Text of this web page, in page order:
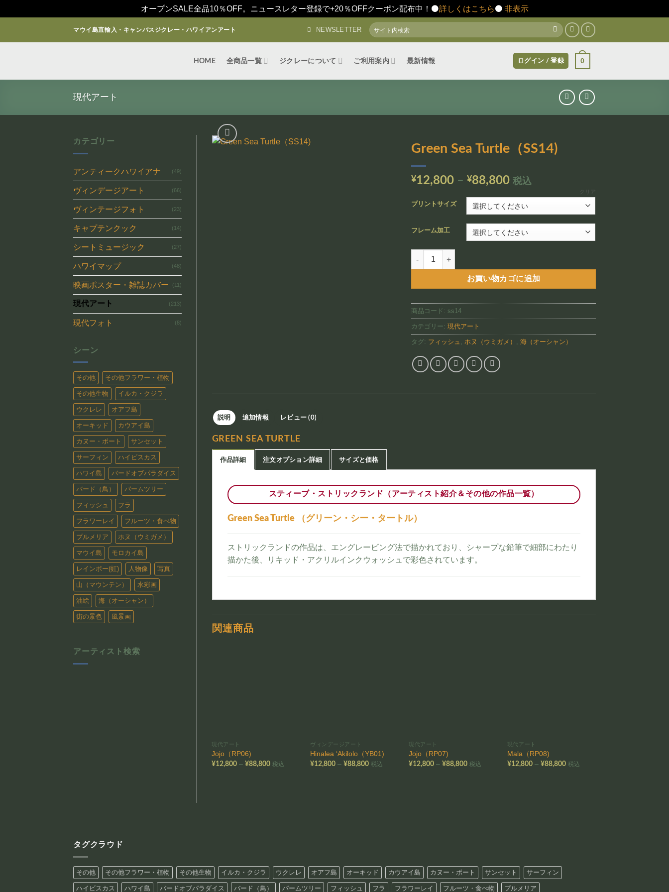
オープンSALE全品10％OFF。ニュースレター登録で+20％OFFクーポン配布中！⚫️詳しくはこちら⚫️ 非表示
マウイ島直輸入・キャンバスジクレー・ハワイアンアート NEWSLETTER
検
索
対
HOME 全商品一覧 ジクレーについて ご利用案内 最新情報 ログイン / 登録 0
現代アート
カテゴリー
アンティークハワイアナ (49)
ヴィンデージアート (66)
ヴィンテージフォト (23)
キャプテンクック (14)
シートミュージック (27)
ハワイマップ (48)
映画ポスター・雑誌カバー (11)
現代アート (213)
現代フォト (8)
シーン
その他 その他フラワー・植物
その他生物 イルカ・クジラ
ウクレレ オアフ島
オーキッド カウアイ島
カヌー・ボート サンセット
サーフィン ハイビスカス
ハワイ島 バードオブパラダイス
バード（鳥） パームツリー
フィッシュ フラ
フラワーレイ フルーツ・食べ物
プルメリア ホヌ（ウミガメ）
マウイ島 モロカイ島
レインボー(虹) 人物像 写真
山（マウンテン） 水彩画
油絵 海（オーシャン）
街の景色 風景画
アーティスト検索
Green Sea Turtle（SS14)
¥12,800 – ¥88,800価
帯:
¥12,800
–
¥88,800
税込
プリントサイズ
フレーム加工
クリア
Green Sea Turtle（SS14)個
お買い物カゴに追加
商品コード: ss14
カテゴリー:現代アート
タグ: フィッシュ ホヌ（ウミガメ） ,海（オーシャン）
説明 追加情報 レビュー (0)
GREEN SEA TURTLE
作品詳細 注文オプション詳細 サイズと価格
スティーブ・ストリックランド（アーティスト紹介＆その他の作品一覧）
Green Sea Turtle （グリーン・シー・タートル）
ストリックランドの作品は、エングレービング法で描かれており、シャープな鉛筆で細部にわたり
描かた後、リキッド・アクリルインクウォッシュで彩色されています。
関連商品
現代アート
Jojo（RP06)
¥12,800 –¥88,800価税込
ヴィンデージアート
Hinalea ‘Akilolo（YB01)
¥12,800 –¥88,800価税込
現代アート
Jojo（RP07)
¥12,800 –¥88,800価税込
現代アート
Mala（RP08)
¥12,800 – ¥88,800価税込
タグクラウド
その他 その他フラワー・植物 その他生物 イルカ・クジラ ウクレレ オアフ島 オーキッド カウアイ島 カヌー・ボート サンセット サーフィン
ハイビスカス ハワイ島 バードオブパラダイス バード（鳥） パームツリー フィッシュ フラ フラワーレイ フルーツ・食べ物 プルメリア